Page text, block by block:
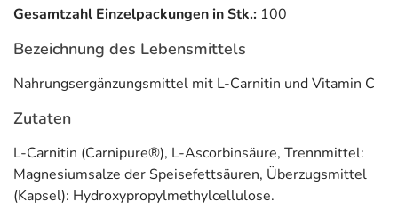
hinterlegt. (oben)
Gesamtzahl Einzelpackungen in Stk.: 100
Bezeichnung des Lebensmittels
Nahrungsergänzungsmittel mit L-Carnitin und Vitamin C
Zutaten
L-Carnitin (Carnipure®), L-Ascorbinsäure, Trennmittel:
Magnesiumsalze der Speisefettsäuren, Überzugsmittel
(Kapsel): Hydroxypropylmethylcellulose.